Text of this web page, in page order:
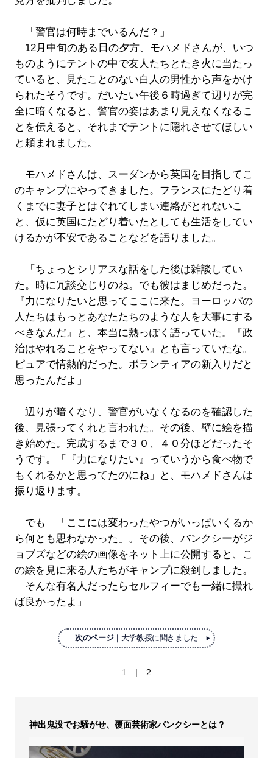
「警官は何時までいるんだ？」
12月中旬のある日の夕方、モハメドさんが、いつ
ものようにテントの中で友人たちとたき火に当たっ
ていると、見たことのない白人の男性から声をかけ
られたそうです。だいたい午後６時過ぎて辺りが完
全に暗くなると、警官の姿はあまり見えなくなるこ
とを伝えると、それまでテントに隠れさせてほしい
と頼まれました。
モハメドさんは、スーダンから英国を目指してこ
のキャンプにやってきました。フランスにたどり着
くまでに妻子とはぐれてしまい連絡がとれないこ
と、仮に英国にたどり着いたとしても生活をしてい
けるかが不安であることなどを語りました。
「ちょっとシリアスな話をした後は雑談してい
た。時に冗談交じりのね。でも彼はまじめだった。
『力になりたいと思ってここに来た。ヨーロッパの
人たちはもっとあなたたちのような人を大事にする
べきなんだ』と、本当に熱っぽく語っていた。『政
治はやれることをやってない』とも言っていたな。
ピュアで情熱的だった。ボランティアの新入りだと
思ったんだよ」
辺りが暗くなり、警官がいなくなるのを確認した
後、見張ってくれと言われた。その後、壁に絵を描
き始めた。完成するまで３０、４０分ほどだったそ
うです。「『力になりたい』っていうから食べ物で
もくれるかと思ってたのにね」と、モハメドさんは
振り返ります。
でも 「ここには変わったやつがいっぱいくるか
ら何とも思わなかった」。その後、バンクシーがジ
ョブズなどの絵の画像をネット上に公開すると、こ
の絵を見に来る人たちがキャンプに殺到しました。
「そんな有名人だったらセルフィーでも一緒に撮れ
ば良かったよ」
次のページ｜大学教授に聞きました
1 2
神出鬼没でお騒がせ、覆面芸術家バンクシーとは？